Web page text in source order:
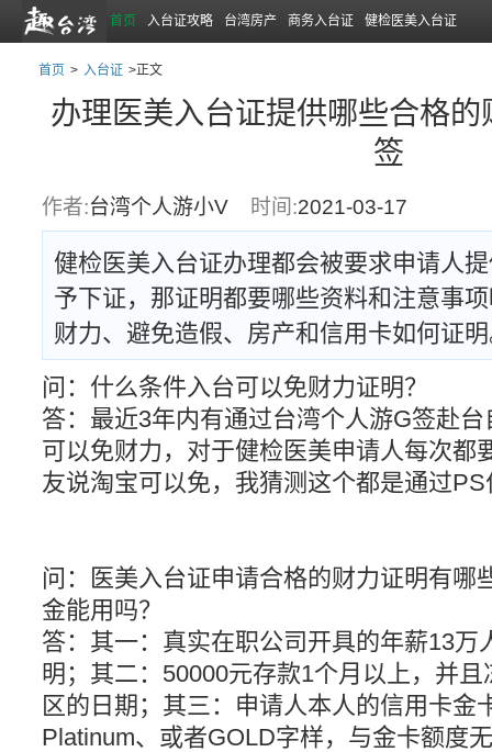
首页 入台证攻略 台湾房产 商务入台证 健检医美入台证
首页 > 入台证 >正文
办理医美入台证提供哪些合格
签
作者:台湾个人游小V 时间:2021-03-17
健检医美入台证办理都会被要求申请人
予下证，那证明都要哪些资料和注意事
财力、避免造假、房产和信用卡如何证
问：什么条件入台可以免财力证明？
答：最近3年内有通过台湾个人游G签赴
可以免财力，对于健检医美申请人每次都
友说淘宝可以免，我猜测这个都是通过
问：医美入台证申请合格的财力证明有哪
金能用吗？
答：其一：真实在职公司开具的年薪13万
明；其二：50000元存款1个月以上，并
区的日期；其三：申请人本人的信用卡金
Platinum、或者GOLD字样，与金卡额度